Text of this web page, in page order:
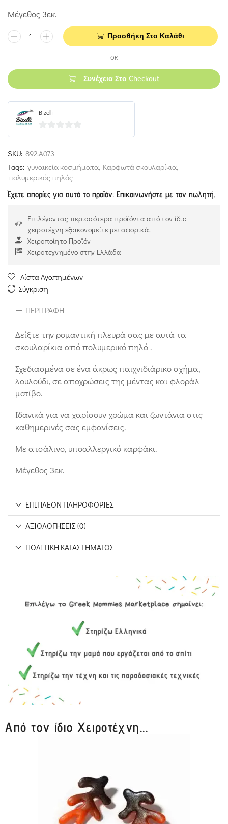
Μέγεθος 3εκ.
Προσθήκη Στο Καλάθι
OR
Συνέχεια Στο Checkout
Bizelli
0
SKU: 892.Α073
Tags: γυναικεία κοσμήματα, Καρφωτά σκουλαρίκια,
πολυμερικός πηλός
Έχετε απορίες για αυτό το προϊόν; Επικοινωνήστε με τον πωλητή.
Επιλέγοντας περισσότερα προϊόντα από τον ίδιο
χειροτέχνη εξοικονομείτε μεταφορικά.
Χειροποίητο Προϊόν
Χειροτεχνημένο στην Ελλάδα
Λίστα Αγαπημένων
Σύγκριση
ΠΕΡΙΓΡΑΦΉ
Δείξτε την ρομαντική πλευρά σας με αυτά τα
σκουλαρίκια από πολυμερικό πηλό .
Σχεδιασμένα σε ένα άκρως παιχνιδιάρικο σχήμα,
λουλούδι, σε αποχρώσεις της μέντας και φλοράλ
μοτίβο.
Ιδανικά για να χαρίσουν χρώμα και ζωντάνια στις
καθημερινές σας εμφανίσεις.
Με ατσάλινο, υποαλλεργικό καρφάκι.
Μέγεθος 3εκ.
ΕΠΙΠΛΈΟΝ ΠΛΗΡΟΦΟΡΊΕΣ
ΑΞΙΟΛΟΓΉΣΕΙΣ (0)
ΠΟΛΙΤΙΚΉ ΚΑΤΑΣΤΉΜΑΤΟΣ
Από τον ίδιο Χειροτέχνη...